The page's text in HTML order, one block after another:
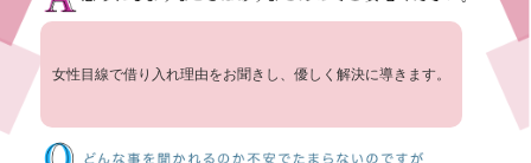
女性目線で借り入れ理由をお聞きし、優しく解決に導きます。